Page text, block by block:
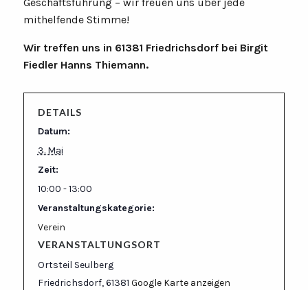
mithelfende Stimme!
Wir treffen uns in 61381 Friedrichsdorf bei Birgit
Fiedler Hanns Thiemann.
DETAILS
Datum:
3. Mai
Zeit:
10:00 - 13:00
Veranstaltungskategorie:
Verein
VERANSTALTUNGSORT
Ortsteil Seulberg
Friedrichsdorf, 61381 Google Karte anzeigen